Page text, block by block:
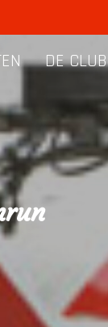
DE CLUB